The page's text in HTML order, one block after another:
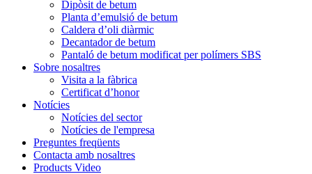
Dipòsit de betum
Planta d’emulsió de betum
Caldera d’oli diàrmic
Decantador de betum
Pantaló de betum modificat per polímers SBS
Sobre nosaltres
Visita a la fàbrica
Certificat d’honor
Notícies
Notícies del sector
Notícies de l'empresa
Preguntes freqüents
Contacta amb nosaltres
Products Video